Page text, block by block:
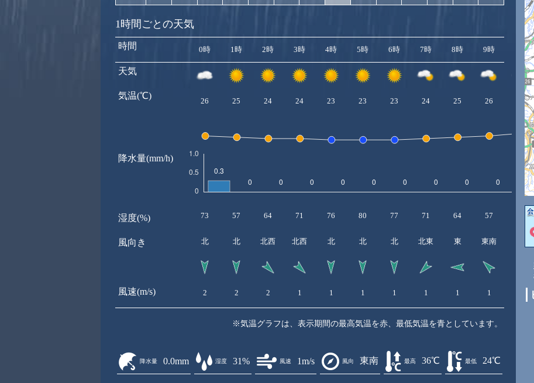
1時間ごとの天気
時間
天気
気温(℃)
降水量(mm/h)
湿度(%)
風向き
風速(m/s)
0時 1時 2時 3時 4時 5時 6時 7時 8時 9時 10時
26 25 24 24 23 23 23 24 25 26
73 57 64 71 76 80 77 71 64 57
北 北 北西 北西 北 北 北 北東 東 東南
2 2 2 1 1 1 1 1 1 1
※気温グラフは、表示期間の最高気温を赤、最低気温を青としています。
降水量 0.0mm 湿度 31% 風速 1m/s 風向 東南 最高 36℃ 最低 24℃